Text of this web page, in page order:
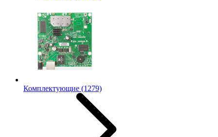
Комплектующие (1279)